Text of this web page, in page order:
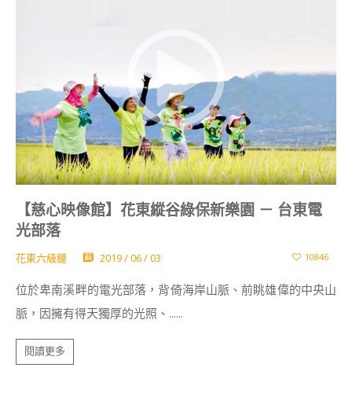
【慈心映像館】花東縱谷綠保新樂園 － 台東電
光部落
花東六級鏈 2019 / 06 / 03 10846
位於卑南溪畔的電光部落，背倚海岸山脈、前眺雄偉的中央山
脈，因擁有得天獨厚的光照、......
閱讀更多